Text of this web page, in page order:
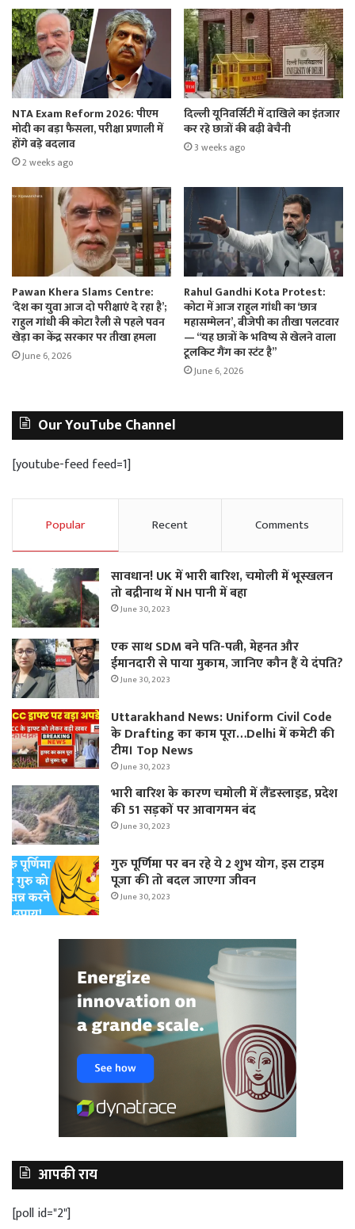
NTA Exam Reform 2026: पीएम
मोदी का बड़ा फैसला, परीक्षा प्रणाली में
होंगे बड़े बदलाव
2 weeks ago
दिल्ली यूनिवर्सिटी में दाखिले का इंतजार
कर रहे छात्रों की बढ़ी बेचैनी
3 weeks ago
Pawan Khera Slams Centre:
‘देश का युवा आज दो परीक्षाएं दे रहा है’;
राहुल गांधी की कोटा रैली से पहले पवन
खेड़ा का केंद्र सरकार पर तीखा हमला
June 6, 2026
Rahul Gandhi Kota Protest:
कोटा में आज राहुल गांधी का ‘छात्र
महासम्मेलन’, बीजेपी का तीखा पलटवार
— “यह छात्रों के भविष्य से खेलने वाला
टूलकिट गैंग का स्टंट है”
June 6, 2026
Our YouTube Channel
[youtube-feed feed=1]
Popular Recent Comments
सावधान! UK में भारी बारिश, चमोली में भूस्‍खलन
तो बद्रीनाथ में NH पानी में बहा
June 30, 2023
एक साथ SDM बने पति-पत्नी, मेहनत और
ईमानदारी से पाया मुकाम, जानिए कौन हैं ये दंपति?
June 30, 2023
Uttarakhand News: Uniform Civil Code
के Drafting का काम पूरा…Delhi में कमेटी की
टीम। Top News
June 30, 2023
भारी बारिश के कारण चमोली में लैंडस्लाइड, प्रदेश
की 51 सड़कों पर आवागमन बंद
June 30, 2023
गुरु पूर्णिमा पर बन रहे ये 2 शुभ योग, इस टाइम
पूजा की तो बदल जाएगा जीवन
June 30, 2023
आपकी राय
[poll id="2"]